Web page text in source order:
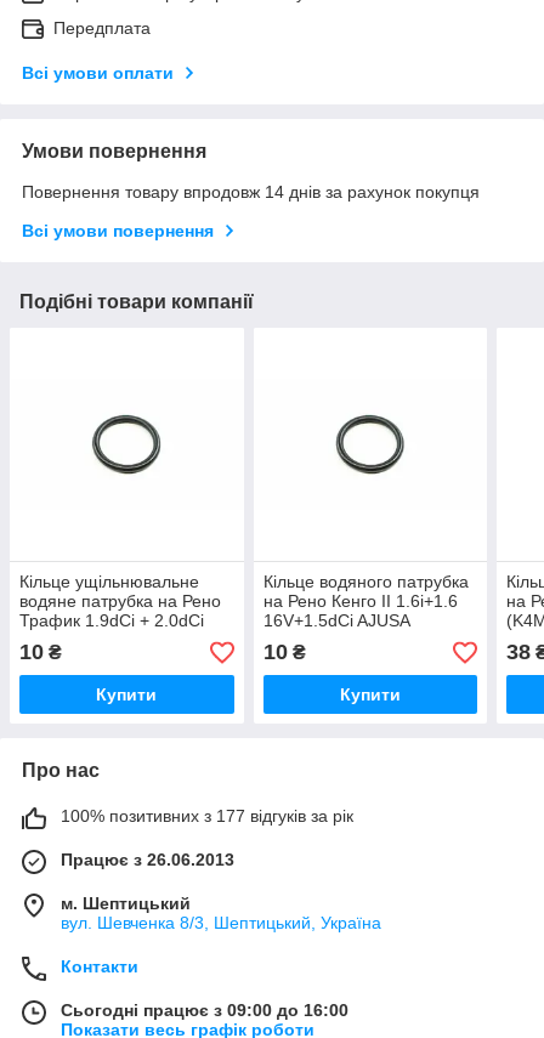
Передплата
Всі умови оплати
Умови повернення
Повернення товару впродовж 14 днів за рахунок покупця
Всі умови повернення
Подібні товари компанії
Кільце ущільнювальне
водяне патрубка на Рено
Трафик 1.9dCi + 2.0dCi
01-> - AJUSA (Іспанія)
16019600
10 ₴
Купити
Кільце водяного патрубка
на Рено Кенго II 1.6i+1.6
16V+1.5dCi AJUSA
(Іспанія) 16019600
10₴
Купити
на
38
Про нас
100% позитивних з 177 відгуків за рік
Працює з 26.06.2013
м. Шептицький
вул. Шевченка 8/3, Шептицький, Україна
Контакти
Сьогодні працює з 09:00 до 16:00
Показати весь графік роботи